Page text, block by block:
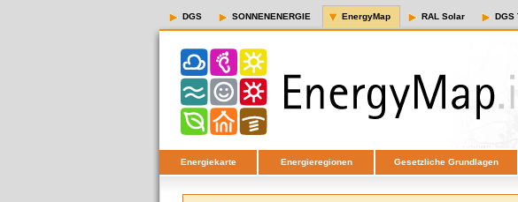
DGS SONNENENERGIE EnergyMap RAL Solar DGS
Energiekarte Energieregionen Gesetzliche Grundlagen